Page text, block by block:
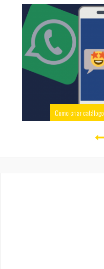
Como criar